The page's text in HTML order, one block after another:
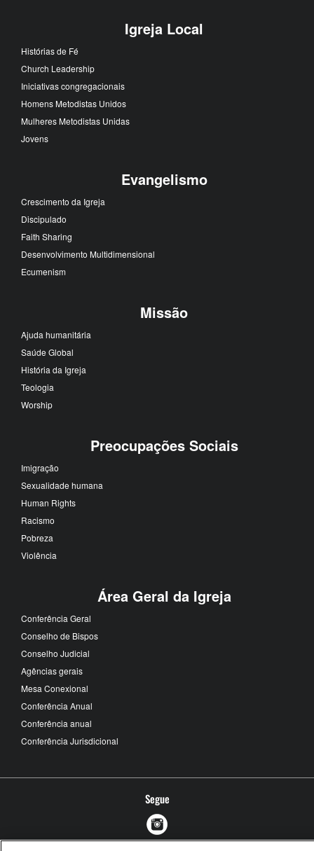
Igreja Local
Histórias de Fé
Church Leadership
Iniciativas congregacionais
Homens Metodistas Unidos
Mulheres Metodistas Unidas
Jovens
Evangelismo
Crescimento da Igreja
Discipulado
Faith Sharing
Desenvolvimento Multidimensional
Ecumenism
Missão
Ajuda humanitária
Saúde Global
História da Igreja
Teologia
Worship
Preocupações Sociais
Imigração
Sexualidade humana
Human Rights
Racismo
Pobreza
Violência
Área Geral da Igreja
Conferência Geral
Conselho de Bispos
Conselho Judicial
Agências gerais
Mesa Conexional
Conferência Anual
Conferência anual
Conferência Jurisdicional
Segue